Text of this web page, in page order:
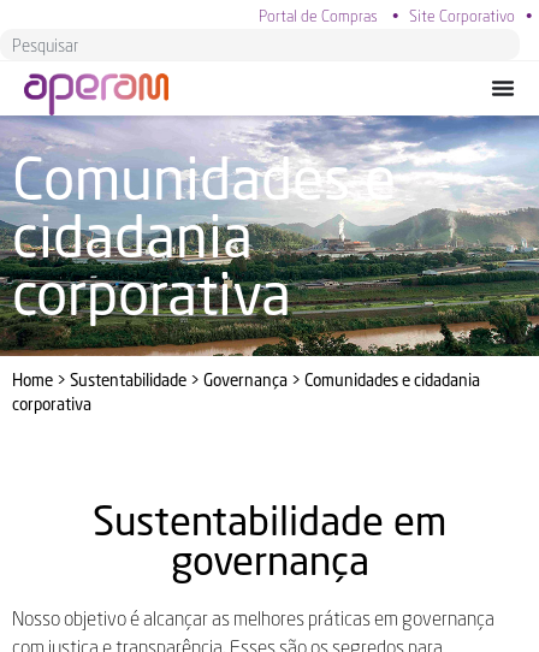
Portal de Compras • Site Corporativo •
Comunidades e
cidadania
corporativa
Home > Sustentabilidade > Governança > Comunidades e cidadania
corporativa
Sustentabilidade em
governança
Nosso objetivo é alcançar as melhores práticas em governança
com justiça e transparência. Esses são os segredos para